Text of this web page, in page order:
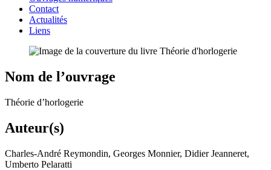
Contact
Actualités
Liens
Nom de l’ouvrage
Théorie d’horlogerie
Auteur(s)
Charles-André Reymondin, Georges Monnier, Didier Jeanneret,
Umberto Pelaratti